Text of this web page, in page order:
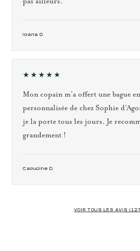
Ioana D.
★★★★★
Mon copain m’a offert une bague
personnalisée de chez Sophie
je la porte tous les jours. Je
grandement !
Capucine D.
VOIR TOUS LES AVIS